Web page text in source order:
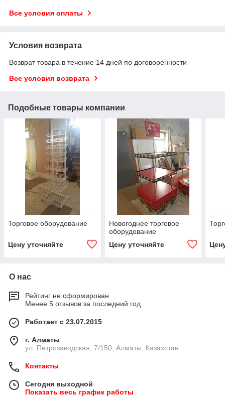
Все условия оплаты
Условия возврата
Возврат товара в течение 14 дней по договоренности
Все условия возврата
Подобные товары компании
Торговое оборудование
Цену уточняйте
Новогоднее торговое
оборудование
Цену уточняйте
О нас
Рейтинг не сформирован
Менее 5 отзывов за последний год
Работает с 23.07.2015
г. Алматы
ул. Петрозаводская, 7/150, Алматы, Казахстан
Контакты
Сегодня выходной
Показать весь график работы